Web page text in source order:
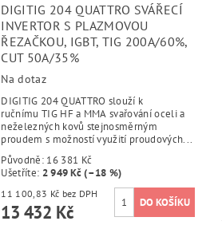
DIGITIG 204 QUATTRO SVÁŘECÍ
INVERTOR S PLAZMOVOU
ŘEZAČKOU, IGBT, TIG 200A/60%,
CUT 50A/35%
Na dotaz
DIGITIG 204 QUATTRO slouží k
ručnímu TIG HF a MMA svařování oceli a
neželezných kovů stejnosměrným
proudem s možností využití proudových...
Původně: 16 381 Kč
Ušetříte: 2 949 Kč (–18 %)
11 100,83 Kč bez DPH
13 432 Kč